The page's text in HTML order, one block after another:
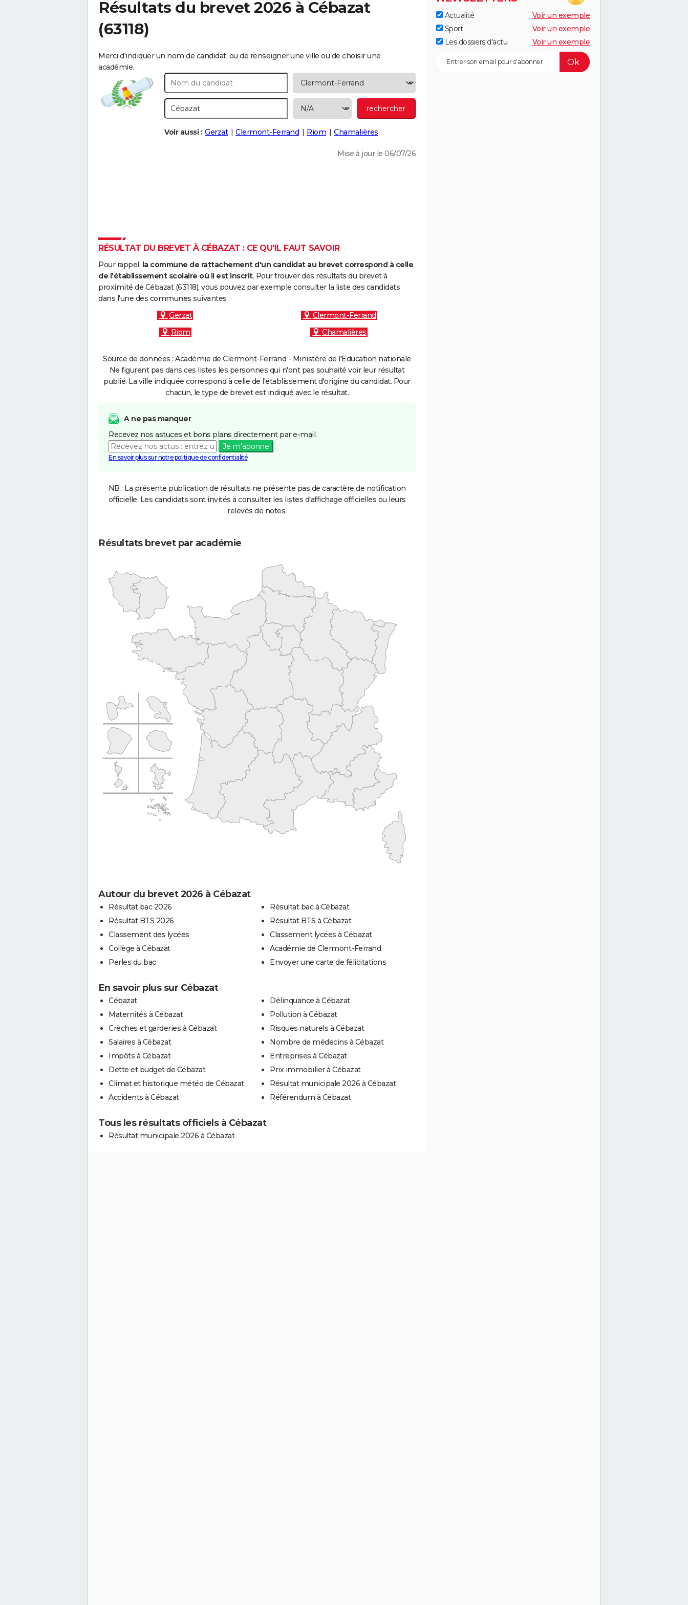
Résultats du brevet 2026 à Cébazat
(63118)
Merci d'indiquer un nom de candidat, ou de renseigner une ville ou de choisir une
académie.
Voir aussi : Gerzat Clermont-Ferrand Riom Chamalières
Mise à jour le 06/07/26
RÉSULTAT DU BREVET À CÉBAZAT : CE QU'IL FAUT SAVOIR
Pour rappel, la commune de rattachement d'un candidat au brevet correspond à celle
de l'établissement scolaire où il est inscrit. Pour trouver des résultats du brevet à
proximité de Cébazat (63118), vous pouvez par exemple consulter la liste des candidats
dans l'une des communes suivantes :
Gerzat
Clermont-Ferrand
Riom
Chamalières
Source de données : Académie de Clermont-Ferrand - Ministère de l'Education nationale
Ne figurent pas dans ces listes les personnes qui n'ont pas souhaité voir leur résultat
publié. La ville indiquée correspond à celle de l'établissement d'origine du candidat. Pour
chacun, le type de brevet est indiqué avec le résultat.
A ne pas manquer
Recevez nos astuces et bons plans directement par e-mail.
Je m'abonne
En savoir plus sur notre politique de confidentialité
NB : La présente publication de résultats ne présente pas de caractère de notification
officielle. Les candidats sont invités à consulter les listes d'affichage officielles ou leurs
relevés de notes.
Résultats brevet par académie
Autour du brevet 2026 à Cébazat
Résultat bac 2026
Résultat BTS 2026
Classement des lycées
Collège à Cébazat
Perles du bac
Résultat bac à Cébazat
Résultat BTS à Cébazat
Classement lycées à Cébazat
Académie de Clermont-Ferrand
Envoyer une carte de félicitations
En savoir plus sur Cébazat
Cébazat
Maternités à Cébazat
Crèches et garderies à Cébazat
Salaires à Cébazat
Impôts à Cébazat
Dette et budget de Cébazat
Climat et historique météo de Cébazat
Accidents à Cébazat
Délinquance à Cébazat
Pollution à Cébazat
Risques naturels à Cébazat
Nombre de médecins à Cébazat
Entreprises à Cébazat
Prix immobilier à Cébazat
Résultat municipale 2026 à Cébazat
Référendum à Cébazat
Tous les résultats officiels à Cébazat
Résultat municipale 2026 à Cébazat
Actualité
Voir un exemple
Sport
Voir un exemple
Les dossiers d'actu
Voir un exemple